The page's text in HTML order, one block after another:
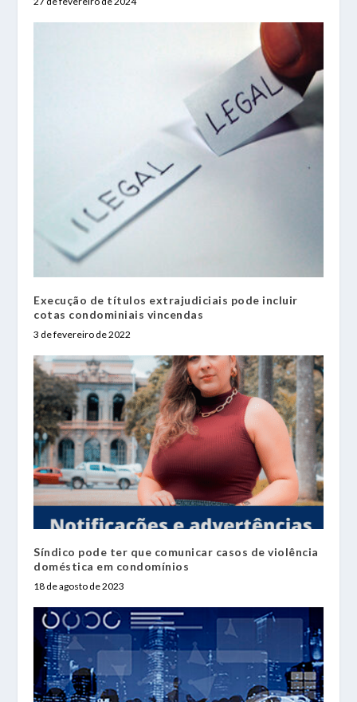
Execução de títulos extrajudiciais pode incluir
cotas condominiais vincendas
3 de fevereiro de 2022
Síndico pode ter que comunicar casos de violência
doméstica em condomínios
18 de agosto de 2023